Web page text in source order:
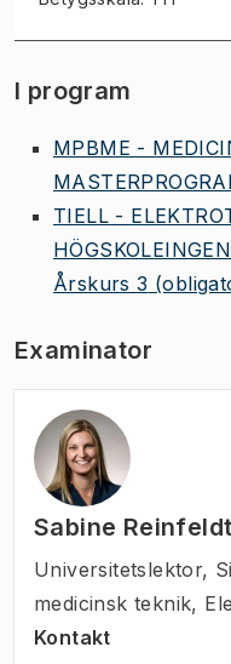
I program
MPBME -
TIELL -
Årskurs 3
Examinator
Sabine Reinfeldt
Universitetslektor,
medicinsk teknik,
Kontakt